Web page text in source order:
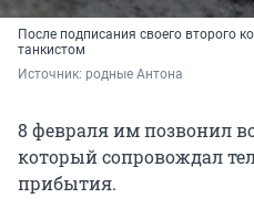
После подписания своего второго
танкистом
Источник: родные Антона
8 февраля им позвонил
который сопровождал
прибытия.